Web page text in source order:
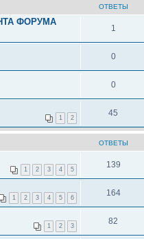
ОТВЕТЫ
ФОРУМА
1
0
0
1 2 45
ОТВЕТЫ
1 2 3 4 5 139
1 2 3 4 5 6 164
1 2 3 82